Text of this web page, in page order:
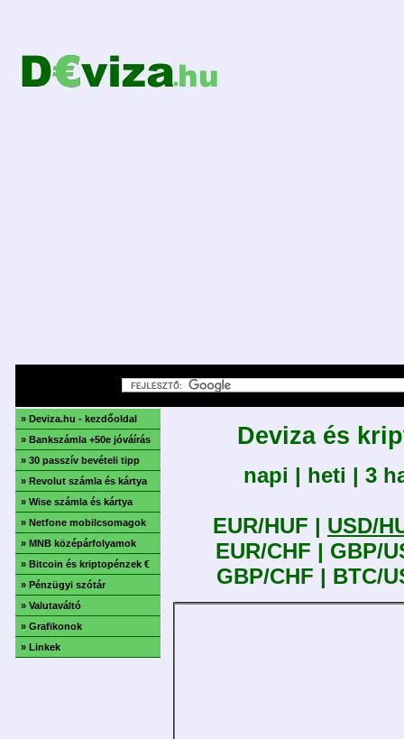
» Deviza.hu - kezdőoldal
» Bankszámla +50e jóváírás
» 30 passzív bevételi tipp
» Revolut számla és kártya
» Wise számla és kártya
» Netfone mobilcsomagok
» MNB középárfolyamok
» Bitcoin és kriptopénzek €
» Pénzügyi szótár
» Valutaváltó
» Grafikonok
» Linkek
Deviza és
napi | heti | 3
EUR/HUF | USD/
EUR/CHF | GBP/
GBP/CHF | BTC/